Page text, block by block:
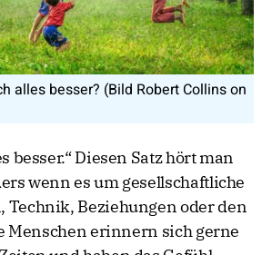
alles besser? (Bild Robert Collins on
besser.“ Diesen Satz hört man
wenn es um gesellschaftliche
Technik, Beziehungen oder den
Menschen erinnern sich gerne